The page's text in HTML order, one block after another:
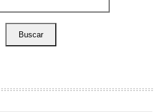
Buscar